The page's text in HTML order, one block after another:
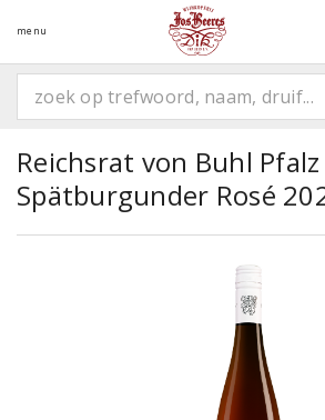
menu
Reichsrat von Buhl
Spätburgunder Rosé